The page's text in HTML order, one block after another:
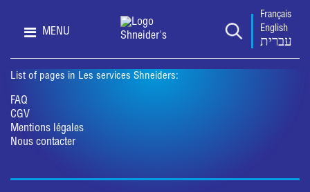
Français
English
עברית
MENU
List of pages in Les services Shneiders:
FAQ
CGV
Mentions légales
Nous contacter